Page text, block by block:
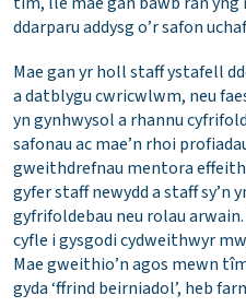
ddarparu addysg o’r safon
Mae gan yr holl staff ystafell
a datblygu cwricwlwm, neu
yn gynhwysol a rhannu
safonau ac mae’n rhoi
gweithdrefnau mentora
gyfer staff newydd a staff sy’n
gyfrifoldebau neu rolau
cyfle i gysgodi cydweithwyr
Mae gweithio’n agos mewn
gyda ‘ffrind beirniadol’, heb